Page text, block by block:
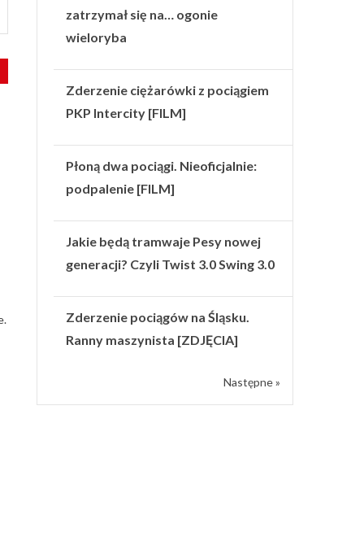
zatrzymał się na… ogonie
wieloryba
Zderzenie ciężarówki z pociągiem
PKP Intercity [FILM]
Płoną dwa pociągi. Nieoficjalnie:
podpalenie [FILM]
Jakie będą tramwaje Pesy nowej
generacji? Czyli Twist 3.0 Swing 3.0
Zderzenie pociągów na Śląsku.
Ranny maszynista [ZDJĘCIA]
Następne »